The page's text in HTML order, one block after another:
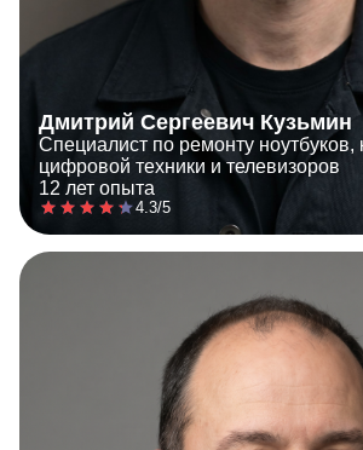
Дмитрий Сергеевич Кузьмин
Специалист по ремонту ноутбуков,
цифровой техники и телевизоров
12 лет опыта
4.3/5